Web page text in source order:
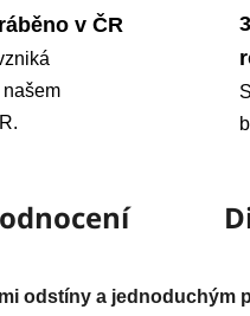
v ČR
odstíny a jednoduchým